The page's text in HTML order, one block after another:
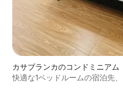
カサブランカのコンドミニアム
快適な1ベッドルームの宿泊先